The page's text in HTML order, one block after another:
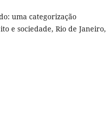
uma categorização
e sociedade, Rio de Janeiro,